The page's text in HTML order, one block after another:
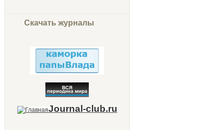
Скачать журналы
Journal-club.ru